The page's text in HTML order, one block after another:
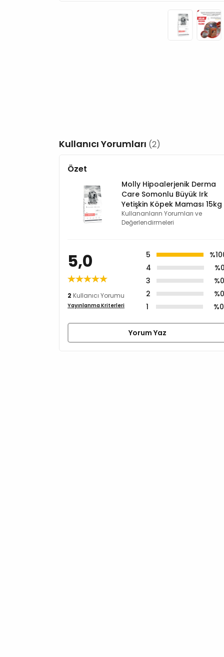
Kullanıcı Yorumları (2)
Özet
Molly Hipoalerjenik Derma
Care Somonlu Büyük Irk
Yetişkin Köpek Maması 15kg
Kullananların Yorumları ve
Değerlendirmeleri
5,0
2 Kullanıcı Yorumu
Yayınlanma Kriterleri
5
4
%0
3
%0
2
%0
1
%0
Yorum Yaz